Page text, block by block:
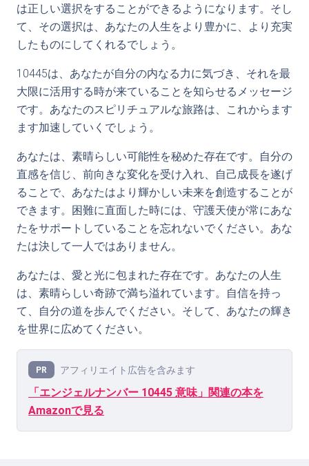
は正しい選択をすることができるようになります。そし
て、その選択は、あなたの人生をより豊かに、より充実
したものにしてくれるでしょう。
10445は、あなたが自分の内なる力に気づき、それを最
大限に活用する時が来ていることを知らせるメッセージ
です。あなたのスピリチュアルな旅路は、これからます
ます加速していくでしょう。
あなたは、素晴らしい可能性を秘めた存在です。自分の
直感を信じ、前向きな変化を受け入れ、自己成長を遂げ
ることで、あなたはより輝かしい未来を創造することが
できます。困難に直面した時には、守護天使が常にあな
たをサポートしていることを忘れないでください。あな
たは決して一人ではありません。
あなたは、愛と光に包まれた存在です。あなたの人生
は、素晴らしい奇跡で満ち溢れています。自信を持っ
て、自分の道を歩んでください。そして、あなたの輝き
を世界に広めてください。
PR アフィリエイト広告を含みます
「エンジェルナンバー 10445 意味」関連の本を
Amazonで見る